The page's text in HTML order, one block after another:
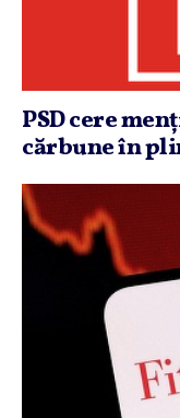
PSD cere
cărbune în